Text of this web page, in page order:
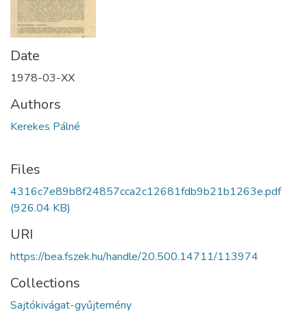
Date
1978-03-XX
Authors
Kerekes Pálné
Files
4316c7e89b8f24857cca2c12681fdb9b21b1263e.pdf
(926.04 KB)
URI
https://bea.fszek.hu/handle/20.500.14711/113974
Collections
Sajtókivágat-gyűjtemény